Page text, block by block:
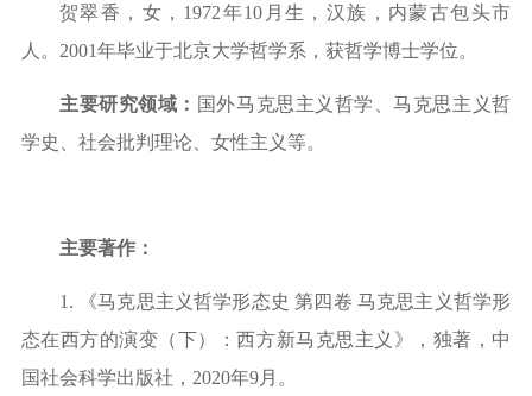
贺翠香，女， 1972年10月生，汉族，内蒙古包头市
人。2001年毕业于北京大学哲学系，获哲学博士学位。
主要研究领域： 国外马克思主义哲学、马克思主义哲
学史、社会批判理论、女性主义等。
主要著作：
1. 《马克思主义哲学形态史 第四卷 马克思主义哲学形
态在西方的演变（下）：西方新马克思主义》，独著，中
国社会科学出版社，2020年9月。